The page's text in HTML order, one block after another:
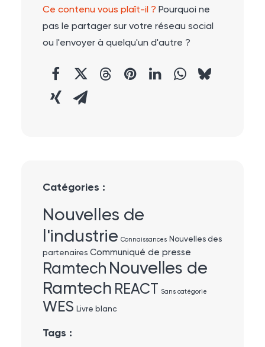
Ce contenu vous plaît-il ? Pourquoi ne
pas le partager sur votre réseau social
ou l'envoyer à quelqu'un d'autre ?
Catégories :
Nouvelles de
l'industrie Connaissances Nouvelles des
partenaires Communiqué de presse
Ramtech Nouvelles de
Ramtech REACT Sans catégorie
WES Livre blanc
Tags :